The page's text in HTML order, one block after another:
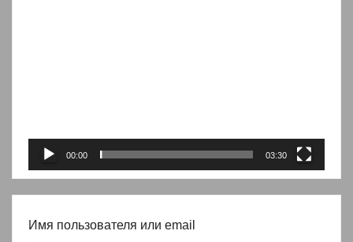
00:00 03:30
Имя пользователя или email